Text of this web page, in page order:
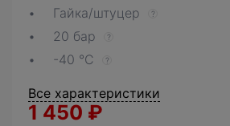
Гайка/штуцер ?
20 бар ?
-40 °С ?
Все характеристики
1 450 ₽